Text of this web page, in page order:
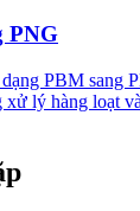
PNG
PBM sang
xử lý hàng loạt